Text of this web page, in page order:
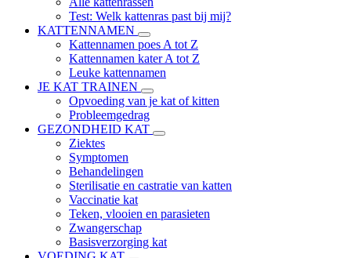
Test: Welk kattenras past bij mij?
KATTENNAMEN
Kattennamen poes A tot Z
Kattennamen kater A tot Z
Leuke kattennamen
JE KAT TRAINEN
Opvoeding van je kat of kitten
Probleemgedrag
GEZONDHEID KAT
Ziektes
Symptomen
Behandelingen
Sterilisatie en castratie van katten
Vaccinatie kat
Teken, vlooien en parasieten
Zwangerschap
Basisverzorging kat